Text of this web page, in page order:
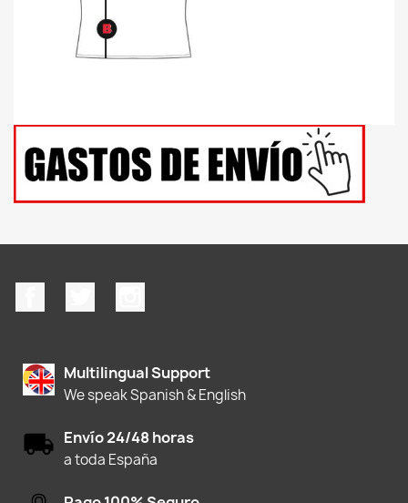
Multilingual Support
We speak Spanish & English
Envío 24/48 horas
a toda España